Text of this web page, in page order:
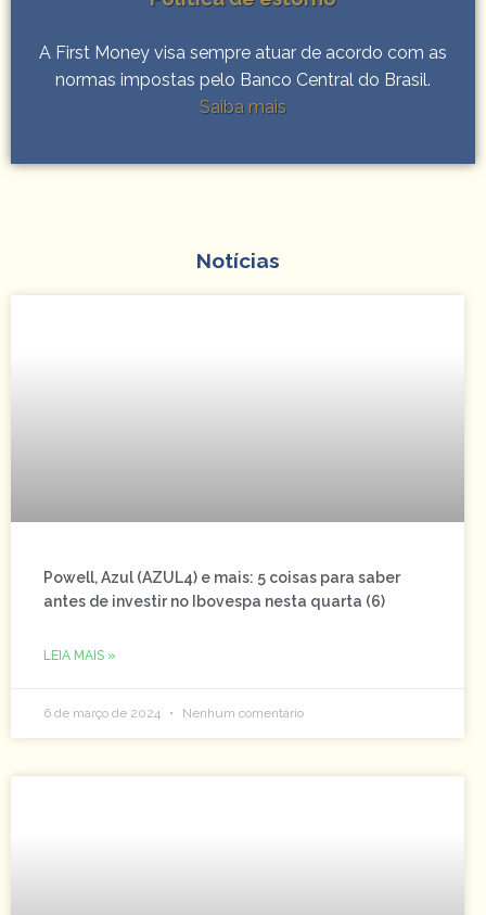
A First Money visa sempre atuar de acordo com as
normas impostas pelo Banco Central do Brasil.
Saiba mais
Notícias
Powell, Azul (AZUL4) e mais: 5 coisas para saber
antes de investir no Ibovespa nesta quarta (6)
LEIA MAIS »
6 de março de 2024 Nenhum comentário